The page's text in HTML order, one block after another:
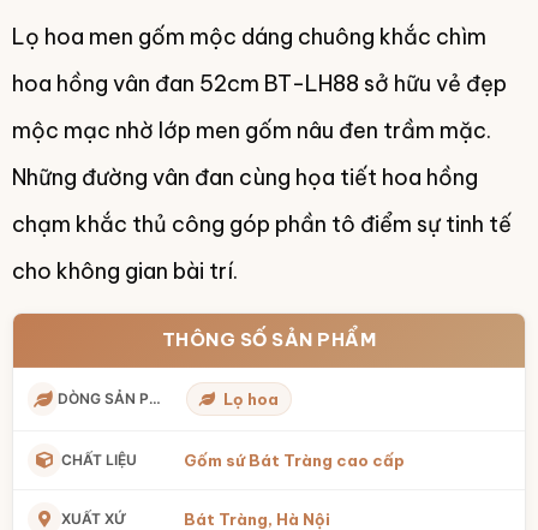
Lọ hoa men gốm mộc dáng chuông khắc chìm
hoa hồng vân đan 52cm BT-LH88 sở hữu vẻ đẹp
mộc mạc nhờ lớp men gốm nâu đen trầm mặc.
Những đường vân đan cùng họa tiết hoa hồng
chạm khắc thủ công góp phần tô điểm sự tinh tế
cho không gian bài trí.
THÔNG SỐ SẢN PHẨM
DÒNG SẢN PHẨM Lọ hoa
CHẤT LIỆU Gốm sứ Bát Tràng cao cấp
XUẤT XỨ Bát Tràng, Hà Nội